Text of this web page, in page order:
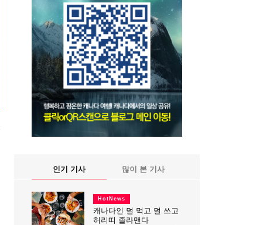
인기 기사 많이 본 기사
HotNews
캐나다인 덜 먹고 덜 쓰고
허리띠 졸라맨다